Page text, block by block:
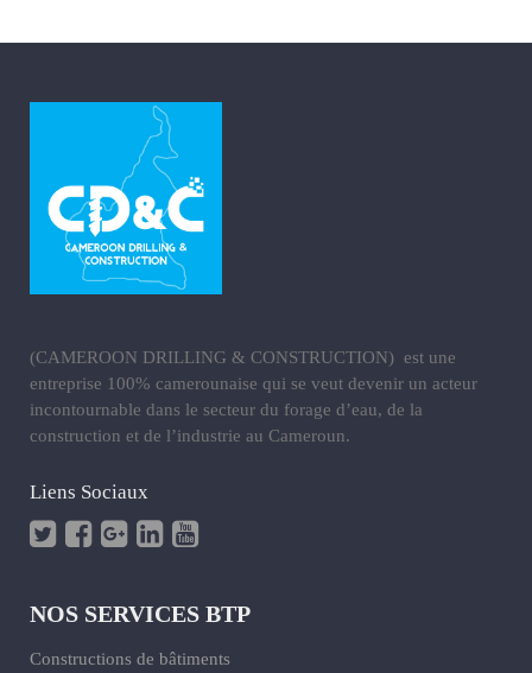
(CAMEROON DRILLING & CONSTRUCTION) est une
entreprise 100% camerounaise qui se veut devenir un acteur
incontournable dans le secteur du forage d’eau, de la
construction et de l’industrie au Cameroun.
Liens Sociaux
NOS SERVICES BTP
Constructions de bâtiments